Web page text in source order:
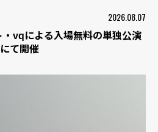
2026.08.07
・vqによる入場無料の単独公演
て開催